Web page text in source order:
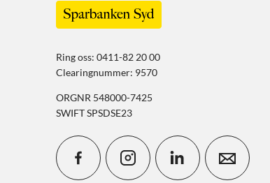
Ring oss: 0411-82 20 00
Clearingnummer: 9570
ORGNR 548000-7425
SWIFT SPSDSE23